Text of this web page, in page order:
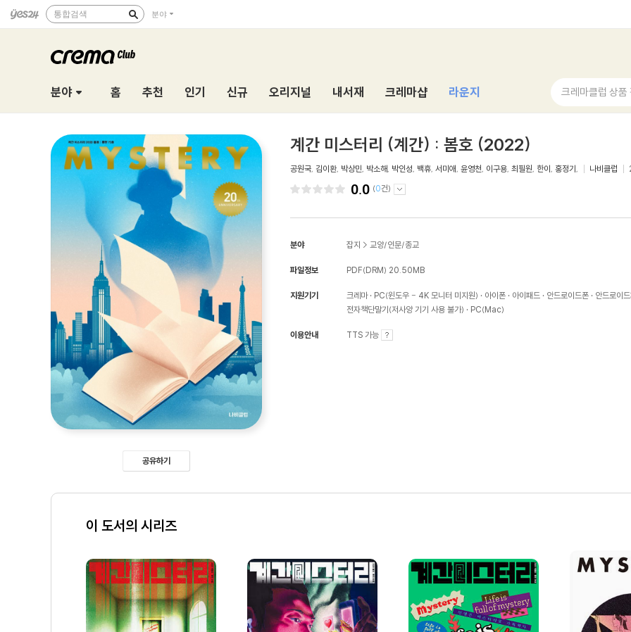
통합검색 분야
분야 홈 추천 인기 신규 오리지널 내서재 크레마샵 라운지 크레마클럽 상품
공유하기
계간 미스터리 (계간) : 봄호 (2022)
공원국, 김이환, 박상민, 박소해, 박인성, 백휴, 서미애, 윤영천, 이구용, 최필원, 한이, 홍정기, 나비클럽
0.0 (0건)
분야 잡지 > 교양/인문/종교
파일정보 PDF(DRM) 20.50MB
지원기기 크레마 PC(윈도우 - 4K 모니터 미지원) 아이폰 아이패드 안드로이드폰
안드로이
전자책단말기(저사양 기기 사용 불가)
PC(Mac)
이용안내 TTS 가능
이 도서의 시리즈